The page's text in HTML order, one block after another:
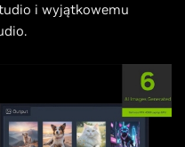
i wyjątkowemu